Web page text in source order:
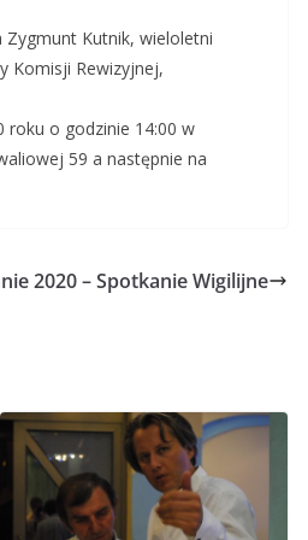
Zygmunt Kutnik, wieloletni
Komisji Rewizyjnej,
roku o godzinie 14:00 w
59 a następnie na
2020 – Spotkanie Wigilijne